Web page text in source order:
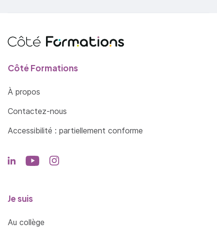
Côté Formations
À propos
Contactez-nous
Accessibilité : partiellement conforme
Je suis
Au collège